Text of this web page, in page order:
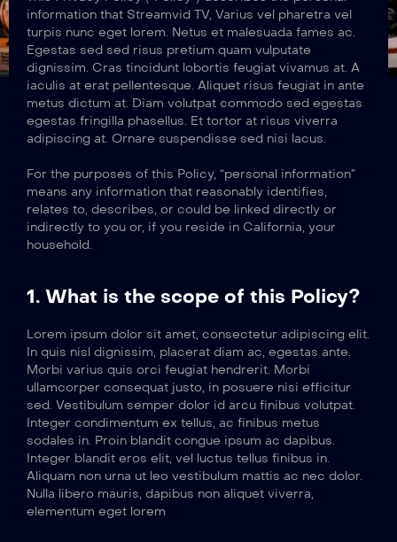
information that Streamvid TV, Varius vel pharetra vel
turpis nunc eget lorem. Netus et malesuada fames ac.
Egestas sed sed risus pretium quam vulputate
dignissim. Cras tincidunt lobortis feugiat vivamus at. A
iaculis at erat pellentesque. Aliquet risus feugiat in ante
metus dictum at. Diam volutpat commodo sed egestas
egestas fringilla phasellus. Et tortor at risus viverra
adipiscing at. Ornare suspendisse sed nisi lacus.
For the purposes of this Policy, “personal information”
means any information that reasonably identifies,
relates to, describes, or could be linked directly or
indirectly to you or, if you reside in California, your
household.
1. What is the scope of this Policy?
Lorem ipsum dolor sit amet, consectetur adipiscing elit.
In quis nisl dignissim, placerat diam ac, egestas ante.
Morbi varius quis orci feugiat hendrerit. Morbi
ullamcorper consequat justo, in posuere nisi efficitur
sed. Vestibulum semper dolor id arcu finibus volutpat.
Integer condimentum ex tellus, ac finibus metus
sodales in. Proin blandit congue ipsum ac dapibus.
Integer blandit eros elit, vel luctus tellus finibus in.
Aliquam non urna ut leo vestibulum mattis ac nec dolor.
Nulla libero mauris, dapibus non aliquet viverra,
elementum eget lorem